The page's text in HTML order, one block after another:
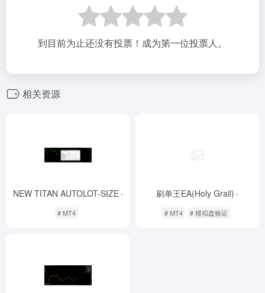
到目前为止还没有投票！成为第一位投票人。
相关资源
NEW TITAN AUTOLOT-SIZE-
# MT4
刷单王EA(Holy Grail) -
# MT4 # 模拟盘验证